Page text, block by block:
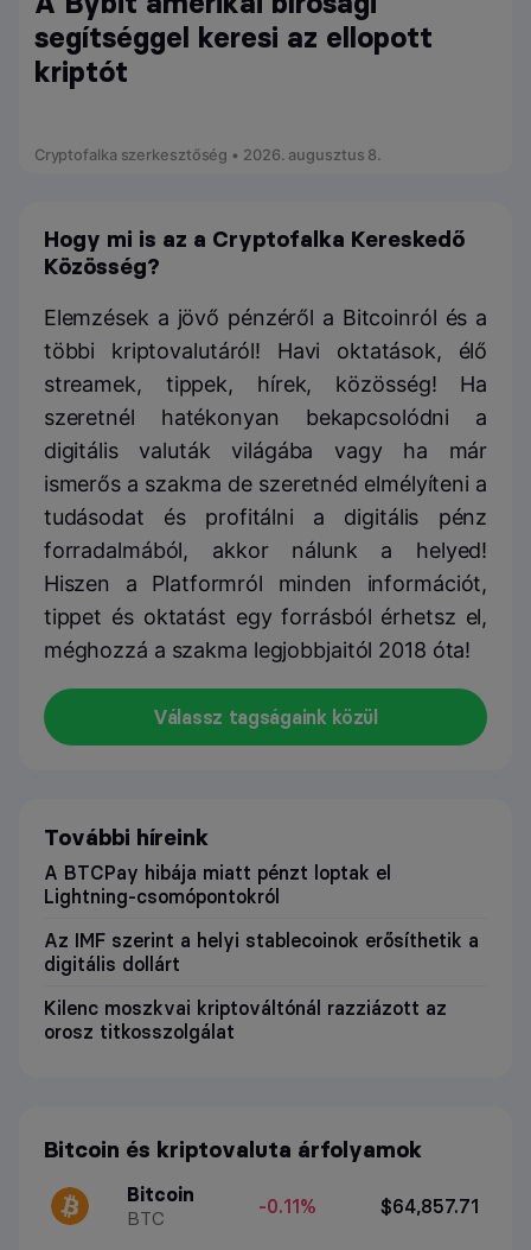
segítséggel keresi az ellopott
kriptót
Cryptofalka szerkesztőség • 2026. augusztus 8.
Hogy mi is az a Cryptofalka Kereskedő
Közösség?
Elemzések a jövő pénzéről a Bitcoinról és a
többi kriptovalutáról! Havi oktatások, élő
streamek, tippek, hírek, közösség! Ha
szeretnél hatékonyan bekapcsolódni a
digitális valuták világába vagy ha már
ismerős a szakma de szeretnéd elmélyíteni a
tudásodat és profitálni a digitális pénz
forradalmából, akkor nálunk a helyed!
Hiszen a Platformról minden információt,
tippet és oktatást egy forrásból érhetsz el,
méghozzá a szakma legjobbjaitól 2018 óta!
Válassz tagságaink közül
További híreink
A BTCPay hibája miatt pénzt loptak el
Lightning-csomópontokról
Az IMF szerint a helyi stablecoinok erősíthetik a
digitális dollárt
Kilenc moszkvai kriptováltónál razziázott az
orosz titkosszolgálat
Bitcoin és kriptovaluta árfolyamok
Bitcoin
BTC
-0.11% $64,857.71